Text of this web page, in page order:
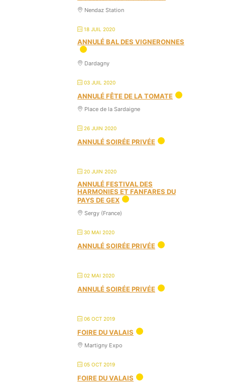
Nendaz Station
18 JUIL 2020
ANNULÉ BAL DES VIGNERONNES
Dardagny
03 JUIL 2020
ANNULÉ FÊTE DE LA TOMATE
Place de la Sardaigne
26 JUIN 2020
ANNULÉ SOIRÉE PRIVÉE
20 JUIN 2020
ANNULÉ FESTIVAL DES
HARMONIES ET FANFARES DU
PAYS DE GEX
Sergy (France)
30 MAI 2020
ANNULÉ SOIRÉE PRIVÉE
02 MAI 2020
ANNULÉ SOIRÉE PRIVÉE
06 OCT 2019
FOIRE DU VALAIS
Martigny Expo
05 OCT 2019
FOIRE DU VALAIS